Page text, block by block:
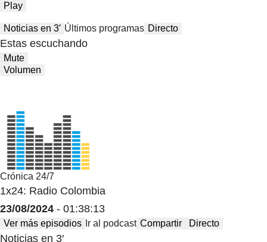
Play
Noticias en 3′ Últimos programas Directo
Estas escuchando
Mute
Volumen
Crónica 24/7
1x24: Radio Colombia
23/08/2024 - 01:38:13
Ver más episodios Ir al podcast Compartir Directo
Noticias en 3′